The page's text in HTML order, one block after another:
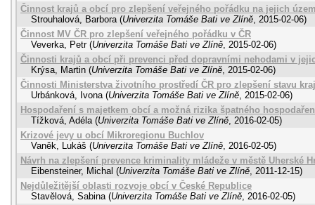
Činnost krajů a obcí pro zlepšení veřejného pořádku na jejich
Strouhalová, Barbora (Univerzita Tomáše Bati ve Zlíně, 2015-02-06)
Činnost MV ČR pro zlepšení veřejného pořádku v ČR
Veverka, Petr (Univerzita Tomáše Bati ve Zlíně, 2015-02-06)
Činnosti krajů a obcí při prevenci před dopravními nehodami v
Krýsa, Martin (Univerzita Tomáše Bati ve Zlíně, 2015-02-06)
Činnosti Ministerstva životního prostředí ČR pro zlepšení stavu
Urbánková, Ivona (Univerzita Tomáše Bati ve Zlíně, 2015-02-06)
Hospodaření s majetkem obcí a možná rizika špatného
Tížková, Adéla (Univerzita Tomáše Bati ve Zlíně, 2016-02-05)
Krizové jevy u obcí Mikroregionu Buchlov
Vaněk, Lukáš (Univerzita Tomáše Bati ve Zlíně, 2016-02-05)
Návrh na zlepšení prevence kriminality mládeže v městě Uherské
Eibensteiner, Michal (Univerzita Tomáše Bati ve Zlíně, 2011-12-15)
Nejdůležitější oblasti rozvoje obcí v České Republice
Stavělová, Sabina (Univerzita Tomáše Bati ve Zlíně, 2016-02-05)